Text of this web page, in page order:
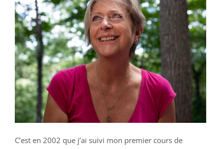
C’est en 2002 que j’ai suivi mon premier cours de